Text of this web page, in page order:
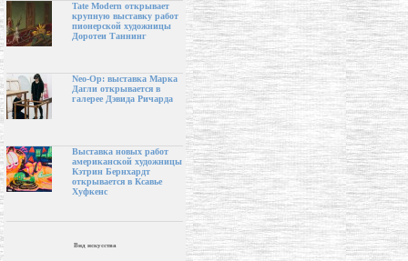
Tate Modern открывает
крупную выставку работ
пионерской художницы
Доротеи Таннинг
Neo-Op: выставка Марка
Дагли открывается в
галерее Дэвида Ричарда
Выставка новых работ
американской художницы
Кэтрин Бернхардт
открывается в Ксавье
Хуфкенс
Вид искусства